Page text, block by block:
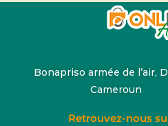
Bonapriso armée de l’air,
Cameroun
Retrouvez-nous